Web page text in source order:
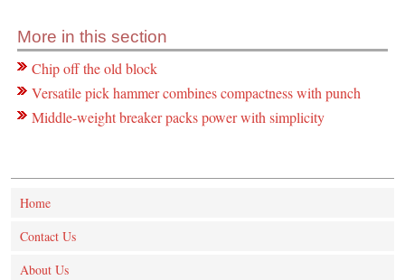
More in this section
Chip off the old block
Versatile pick hammer combines compactness with punch
Middle-weight breaker packs power with simplicity
Home
Contact Us
About Us